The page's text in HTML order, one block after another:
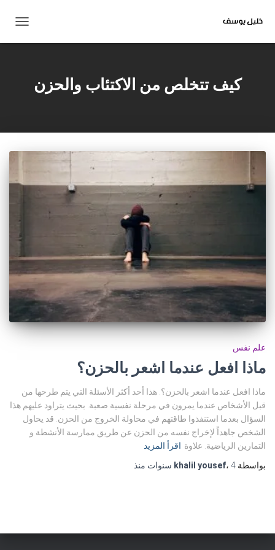
التنقل
كيف تتخلص من الاكتئاب والحزن
علم نفس
ماذا افعل عندما اشعر بالحزن؟
ماذا افعل عندما اشعر بالحزن؟. هذا أحد أكثر الأسئلة التي يتم طرحها من
قبل الأشخاص عندما يمرون في مرحلة نفسية صعبة. بحيث يتراود عليهم هذا
السؤال بعدما استنفذوا طاقتهم في محاولة الخروج من الحزن. قد يحاول
الشخص جاهداً لإخراج نفسه من الحزن عن طريق ممارسة الأنشطة و
التمارين الرياضية. علاوة اقرأ المزيد
بواسطة
khalil yousef، 4 سنوات منذ